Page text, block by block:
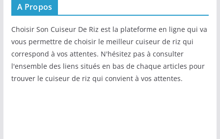
A Propos
Choisir Son Cuiseur De Riz est la plateforme en ligne qui va
vous permettre de choisir le meilleur cuiseur de riz qui
correspond à vos attentes. N'hésitez pas à consulter
l'ensemble des liens situés en bas de chaque articles pour
trouver le cuiseur de riz qui convient à vos attentes.